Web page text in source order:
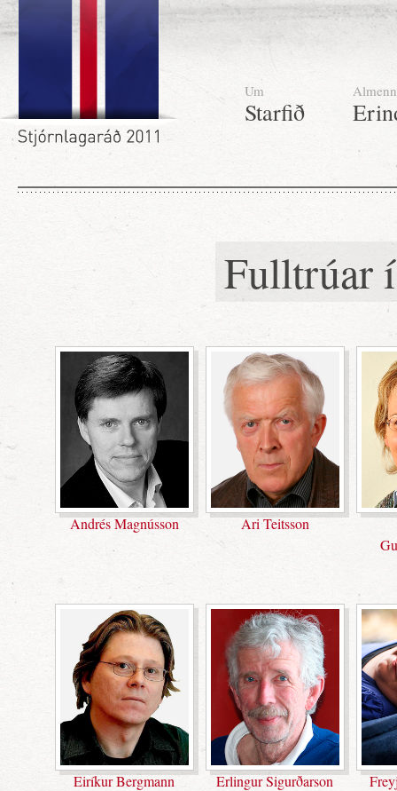
Um
Starfið
Almenn
Fulltrúar
Andrés Magnússon
Ari Teitsson
Eiríkur Bergmann
Erlingur Sigurðarson